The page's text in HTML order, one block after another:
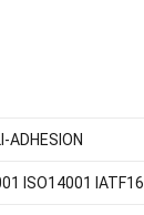
ADHESION
ISO14001